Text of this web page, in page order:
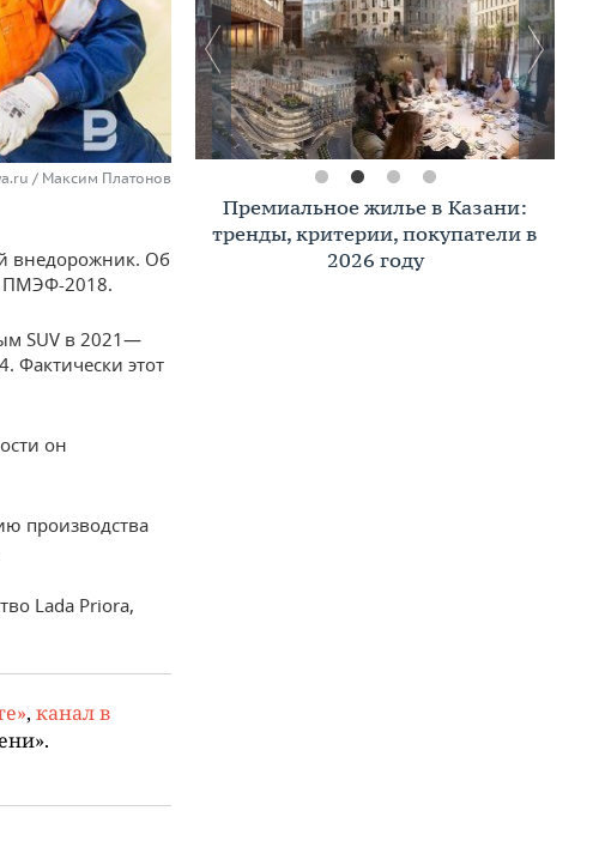
/ Максим Платонов
внедорожник. Об
ПМЭФ-2018.
SUV в 2021—
Фактически этот
он
производства
Lada Priora,
, канал в
Премиальное жилье в Казани:
тренды, критерии, покупатели в
2026 году